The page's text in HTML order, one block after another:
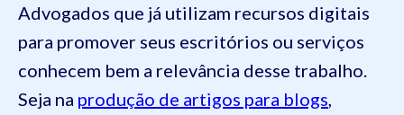
Advogados que já utilizam recursos digitais
para promover seus escritórios ou serviços
conhecem bem a relevância desse trabalho.
Seja na produção de artigos para blogs